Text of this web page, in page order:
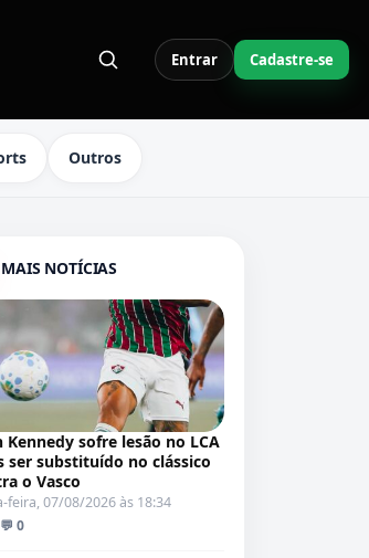
Entrar Cadastre-se
Outros
MAIS NOTÍCIAS
Kennedy sofre lesão no LCA
ser substituído no clássico
o Vasco
feira, 07/08/2026 às 18:34
💬 0